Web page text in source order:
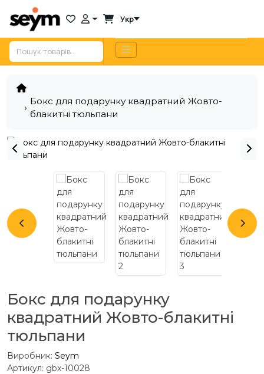
Укр
Бокс для подарунку квадратний Жовто-
блакитні тюльпани
Бокс для подарунку
квадратний Жовто-блакитні
тюльпани
Виробник: Seym
Артикул: gbx-10028